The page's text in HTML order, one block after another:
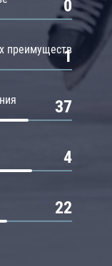
0
преимуществ
1
37
4
22